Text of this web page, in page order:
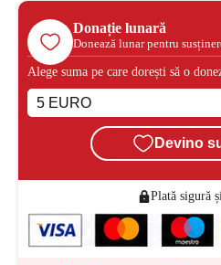
Donație lunară
Donează lunar pentru
Alege suma pe care dorești să o
Devino
Plată sigură